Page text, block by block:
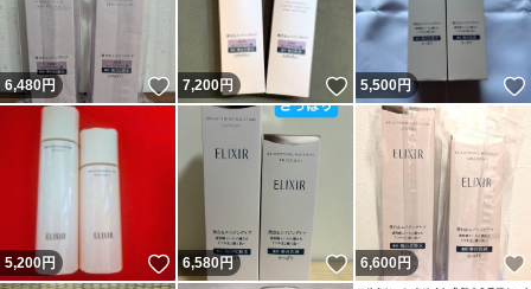
6,480円 いいね！
7,200円 いいね！
5,500円
5,200円 いいね！
6,580円 いいね！
6,600円